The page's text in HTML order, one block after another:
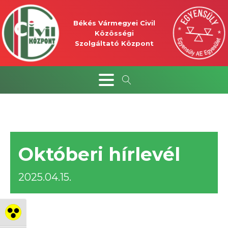
Nagy kontraszt váltása
Békés Vármegyei Civil
Közösségi
Szolgáltató Központ
Októberi hírlevél
2025.04.15.